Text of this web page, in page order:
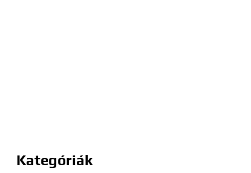
Kategóriák